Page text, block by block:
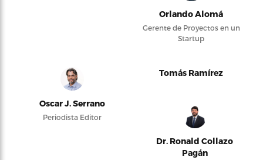
Orlando Alomá
Gerente de Proyectos en un
Startup
Oscar J. Serrano
Periodista Editor
Tomás Ramírez
Dr. Ronald Collazo
Pagán